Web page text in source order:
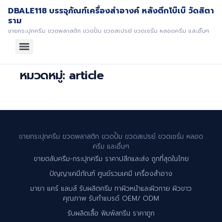
DBALE118 บรรจุภัณฑ์เครื่องสำอางค์ หลังตึกโบ๊เบ๊ วัดสิตา
ราม
ขายกระปุกครีม ขวดพลาสติก ขวดปั้ม ขวดสเปรย์ ขวดเซรั่ม หลอดครีม และอื่นๆ
หมวดหมู่: article
ขายกระปุกครีม ขวดพลาสติก ขวดปั้ม ขวดสเปรย์ ขวดเซรั่ม หลอด
ครีม และอื่นๆ
ขายตลับครีม-กระปุกครีม ราคาปลีกและส่ง ถูกที่สุดในไทย
ปัญญาเคมีภัณฑ์ ศูนย์รวมเคมี เครื่องสำอาง
มายา แคร์ แลบส์ รับผลิตครีม ทาผิวหน้าและผิวกาย ผิวขาว
คุณภาพ รับทำแบรด์ OEM/ ODM
รับผลิตเสื้อ พิมพ์สกรีน ราคาถูก